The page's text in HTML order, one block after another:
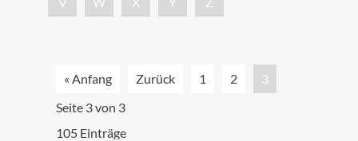
« Anfang Zurück 1 2
3
Seite 3 von 3
105 Einträge